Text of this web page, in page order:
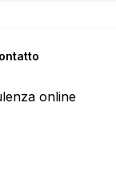
online